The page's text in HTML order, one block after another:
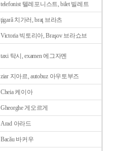
telefonist 텔레포니스트, bilet 빌레트
ţigarǎ 치가러, braţ 브라츠
Victoria 빅토리아, Braşov 브라쇼브
taxi 탁시, examen 에그자멘
ziar 지아르, autobuz 아우토부즈
Cheia 케이아
Gheorghe 게오르게
Arad 아라드
Bacǎu 바커우